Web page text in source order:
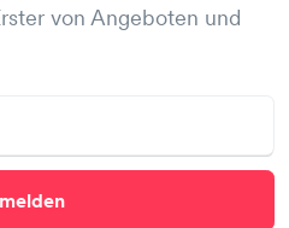
von Angeboten und